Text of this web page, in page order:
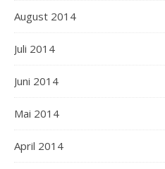
August 2014
Juli 2014
Juni 2014
Mai 2014
April 2014